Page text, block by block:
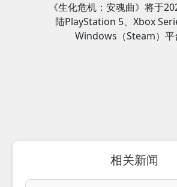
《生化危机：安魂曲》将于
陆PlayStation 5、Xbox
Windows（Steam）平
相关新闻